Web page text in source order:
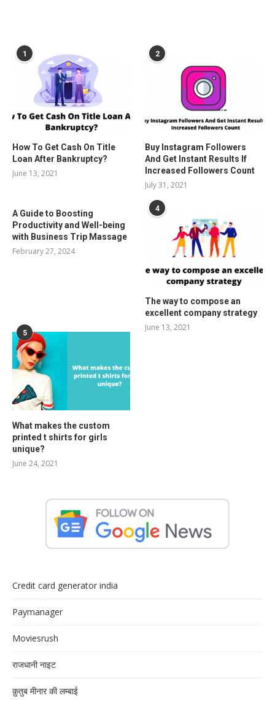
1
How To Get Cash On Title
Loan After Bankruptcy?
June 13, 2021
2
Buy Instagram Followers
And Get Instant Results If
Increased Followers Count
July 31, 2021
A Guide to Boosting
Productivity and Well-being
with Business Trip Massage
February 27, 2024
4
The way to compose an
excellent company strategy
June 13, 2021
5
What makes the custom
printed t shirts for girls
unique?
June 24, 2021
Credit card generator india
Paymanager
Moviesrush
राजधानी नाइट
क़ुतुब मीनार की लम्बाई